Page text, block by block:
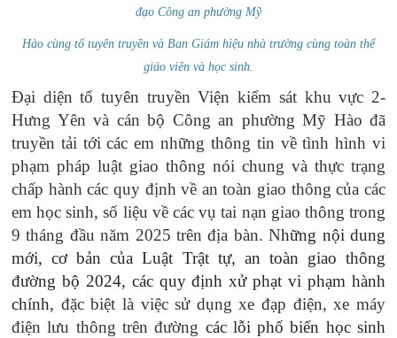
đạo Công an phường Mỹ
Hào cùng tổ tuyên truyền và Ban Giám hiệu nhà trường cùng toàn thể
giáo viên và học sinh.
Đại diện tổ tuyên truyền Viện kiểm sát khu vực 2-
Hưng Yên và cán bộ Công an phường Mỹ Hào đã
truyền tải tới các em những thông tin về tình hình vi
phạm pháp luật giao thông nói chung và thực trạng
chấp hành các quy định về an toàn giao thông của các
em học sinh, số liệu về các vụ tai nạn giao thông trong
9 tháng đầu năm 2025 trên địa bàn. Những nội dung
mới, cơ bản của Luật Trật tự, an toàn giao thông
đường bộ 2024, các quy định xử phạt vi phạm hành
chính, đặc biệt là việc sử dụng xe đạp điện, xe máy
điện lưu thông trên đường các lỗi phổ biến học sinh